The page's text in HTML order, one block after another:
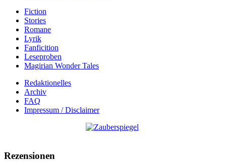
Fiction
Stories
Romane
Lyrik
Fanficition
Leseproben
Magirian Wonder Tales
Redaktionelles
Archiv
FAQ
Impressum / Disclaimer
Rezensionen